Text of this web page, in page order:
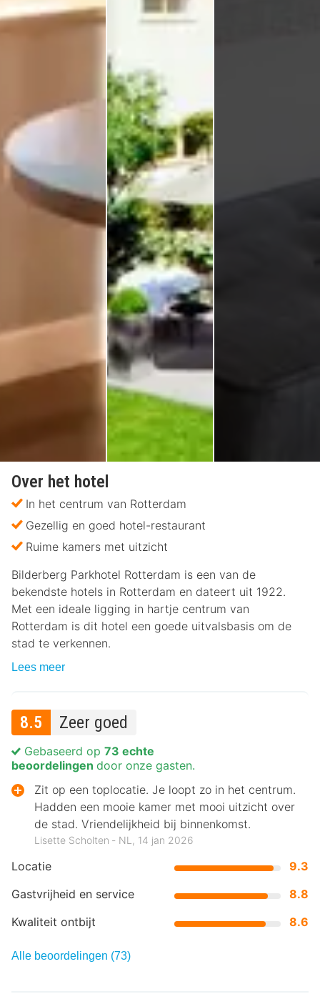
Over het hotel
In het centrum van Rotterdam
Gezellig en goed hotel-restaurant
Ruime kamers met uitzicht
Bilderberg Parkhotel Rotterdam is een van de
bekendste hotels in Rotterdam en dateert uit 1922.
Met een ideale ligging in hartje centrum van
Rotterdam is dit hotel een goede uitvalsbasis om de
stad te verkennen.
Lees meer
8.5 Zeer goed
Locatie
9.3
Gastvrijheid en service
8.8
Kwaliteit ontbijt
8.6
Gebaseerd op 73 echte
beoordelingen door onze gasten.
Zit op een toplocatie. Je loopt zo in het centrum.
Hadden een mooie kamer met mooi uitzicht over
de stad. Vriendelijkheid bij binnenkomst.
Lisette Scholten ‐ NL, 14 jan 2026
Alle beoordelingen (73)